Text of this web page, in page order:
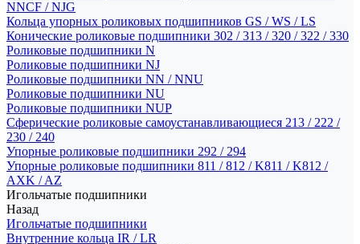
NNCF / NJG
Кольца упорных роликовых подшипников GS / WS / LS
Конические роликовые подшипники 302 / 313 / 320 / 322 / 330
Роликовые подшипники N
Роликовые подшипники NJ
Роликовые подшипники NN / NNU
Роликовые подшипники NU
Роликовые подшипники NUP
Сферические роликовые самоустанавливающиеся 213 / 222 /
230 / 240
Упорные роликовые подшипники 292 / 294
Упорные роликовые подшипники 811 / 812 / K811 / K812 /
AXK / AZ
Игольчатые подшипники
Назад
Игольчатые подшипники
Внутренние кольца IR / LR